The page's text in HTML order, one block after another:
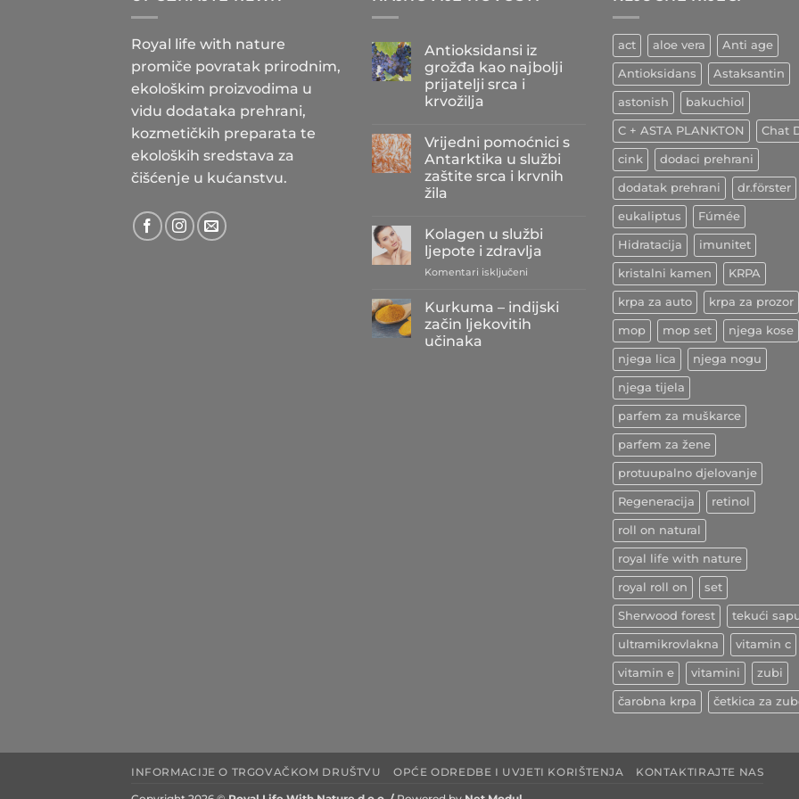
Royal life with nature
promiče povratak prirodnim,
ekološkim proizvodima u
vidu dodataka prehrani,
kozmetičkih preparata te
ekoloških sredstava za
čišćenje u kućanstvu.
Antioksidansi iz
grožđa kao najbolji
prijatelji srca i
krvožilja
na
Antioksidansi
iz
grožđa
kao
najbolji
krvožilja
Vrijedni pomoćnici s
Antarktika u službi
zaštite srca i krvnih
žila
na
Vrijedni
pomoćnici
s
službi
zaštite
srca
krvnih
Kolagen u službi
ljepote i zdravlja
Komentari isključeni
u
službi
ljepote
Kurkuma – indijski
začin ljekovitih
učinaka
act aloe vera Anti age
Antioksidans Astaksantin
astonish bakuchiol
C + ASTA PLANKTON Chat
cink dodaci prehrani
dodatak prehrani dr.förster
eukaliptus Fúmée
Hidratacija imunitet
kristalni kamen KRPA
krpa za auto krpa za prozor
mop mop set njega kose
njega lica njega nogu
njega tijela
parfem za muškarce
parfem za žene
protuupalno djelovanje
Regeneracija retinol
roll on natural
royal life with nature
royal roll on set
Sherwood forest tekući
ultramikrovlakna vitamin c
vitamin e vitamini zubi
čarobna krpa četkica za
INFORMACIJE O TRGOVAČKOM DRUŠTVU OPĆE ODREDBE I UVJETI KORIŠTENJA KONTAKTIRAJTE NAS